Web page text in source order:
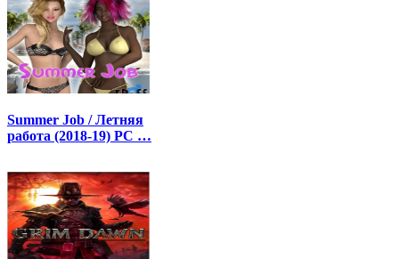
Summer Job / Летняя
работа (2018-19) PC …